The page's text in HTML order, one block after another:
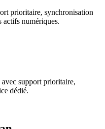
prioritaire, synchronisation
actifs numériques.
support prioritaire,
dédié.